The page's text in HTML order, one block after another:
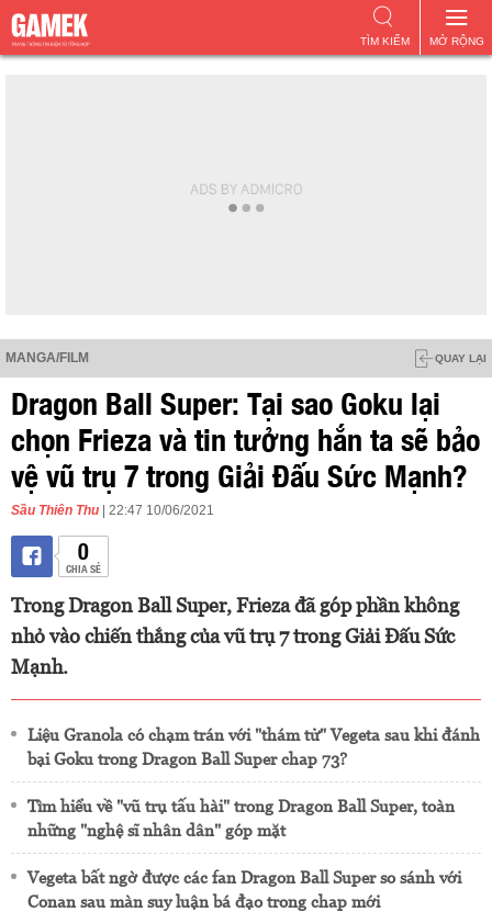
MỞ RỘNG
TÌM KIẾM
MANGA/FILM QUAY LẠI
Dragon Ball Super: Tại sao Goku lại
chọn Frieza và tin tưởng hắn ta sẽ bảo
vệ vũ trụ 7 trong Giải Đấu Sức Mạnh?
Sầu Thiên Thu | 22:47 10/06/2021
0
CHIA SẺ
Trong Dragon Ball Super, Frieza đã góp phần không
nhỏ vào chiến thắng của vũ trụ 7 trong Giải Đấu Sức
Mạnh.
Liệu Granola có chạm trán với "thám tử" Vegeta sau khi đánh
bại Goku trong Dragon Ball Super chap 73?
Tìm hiểu về "vũ trụ tấu hài" trong Dragon Ball Super, toàn
những "nghệ sĩ nhân dân" góp mặt
Vegeta bất ngờ được các fan Dragon Ball Super so sánh với
Conan sau màn suy luận bá đạo trong chap mới